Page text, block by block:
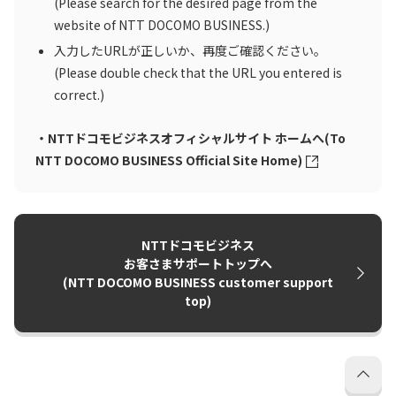
website of NTT DOCOMO BUSINESS.)
入力したURLが正しいか、再度ご確認ください。
(Please double check that the URL you entered is
correct.)
・NTTドコモビジネスオフィシャルサイト ホームへ(To
NTT DOCOMO BUSINESS Official Site Home)
NTTドコモビジネス
お客さまサポートトップへ
(NTT DOCOMO BUSINESS customer support
top)